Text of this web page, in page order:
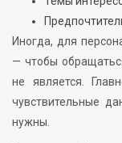
Иногда, для
— чтобы
не является.
чувствительные
нужны.